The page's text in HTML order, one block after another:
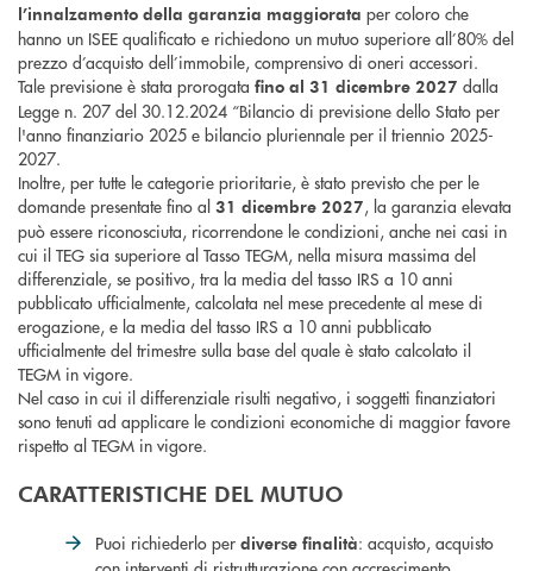
l’innalzamento della garanzia maggiorata per coloro che
hanno un ISEE qualificato e richiedono un mutuo superiore all’80% del
prezzo d’acquisto dell’immobile, comprensivo di oneri accessori.
Tale previsione è stata prorogata fino al 31 dicembre 2027 dalla
Legge n. 207 del 30.12.2024 “Bilancio di previsione dello Stato per
l'anno finanziario 2025 e bilancio pluriennale per il triennio 2025-
2027.
Inoltre, per tutte le categorie prioritarie, è stato previsto che per le
domande presentate fino al 31 dicembre 2027, la garanzia elevata
può essere riconosciuta, ricorrendone le condizioni, anche nei casi in
cui il TEG sia superiore al Tasso TEGM, nella misura massima del
differenziale, se positivo, tra la media del tasso IRS a 10 anni
pubblicato ufficialmente, calcolata nel mese precedente al mese di
erogazione, e la media del tasso IRS a 10 anni pubblicato
ufficialmente del trimestre sulla base del quale è stato calcolato il
TEGM in vigore.
Nel caso in cui il differenziale risulti negativo, i soggetti finanziatori
sono tenuti ad applicare le condizioni economiche di maggior favore
rispetto al TEGM in vigore.
CARATTERISTICHE DEL MUTUO
Puoi richiederlo per diverse finalità: acquisto, acquisto